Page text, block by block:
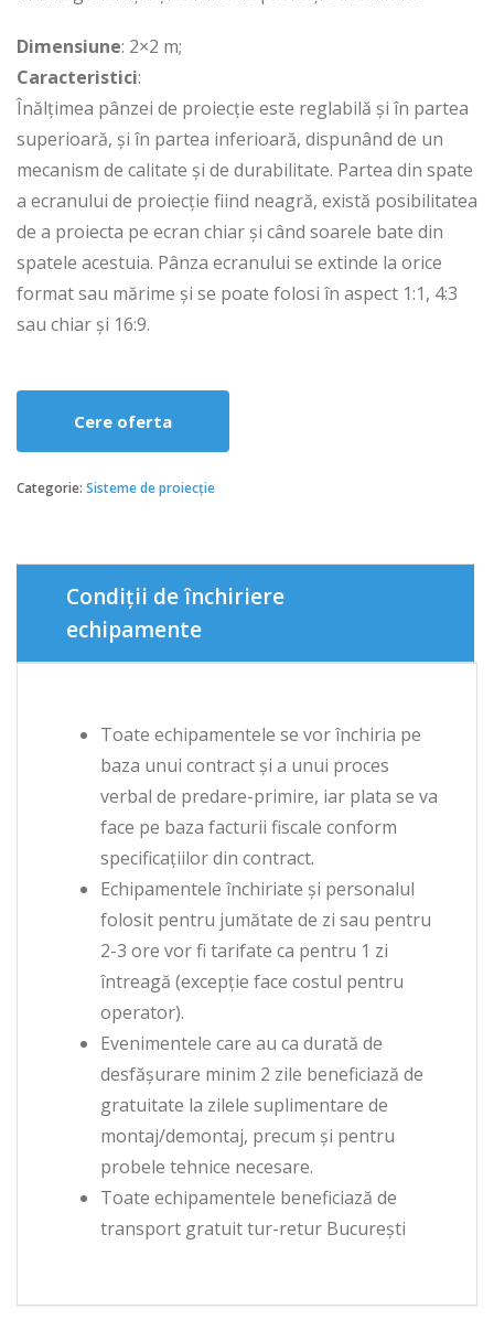
Dimensiune: 2×2 m;
Caracteristici:
Înălțimea pânzei de proiecție este reglabilă și în partea
superioară, și în partea inferioară, dispunând de un
mecanism de calitate și de durabilitate. Partea din spate
a ecranului de proiecție fiind neagră, există posibilitatea
de a proiecta pe ecran chiar și când soarele bate din
spatele acestuia. Pânza ecranului se extinde la orice
format sau mărime și se poate folosi în aspect 1:1, 4:3
sau chiar și 16:9.
Cere oferta
Categorie: Sisteme de proiecție
Condiții de închiriere
echipamente
Toate echipamentele se vor închiria pe
baza unui contract și a unui proces
verbal de predare-primire, iar plata se va
face pe baza facturii fiscale conform
specificațiilor din contract.
Echipamentele închiriate și personalul
folosit pentru jumătate de zi sau pentru
2-3 ore vor fi tarifate ca pentru 1 zi
întreagă (excepție face costul pentru
operator).
Evenimentele care au ca durată de
desfășurare minim 2 zile beneficiază de
gratuitate la zilele suplimentare de
montaj/demontaj, precum și pentru
probele tehnice necesare.
Toate echipamentele beneficiază de
transport gratuit tur-retur București